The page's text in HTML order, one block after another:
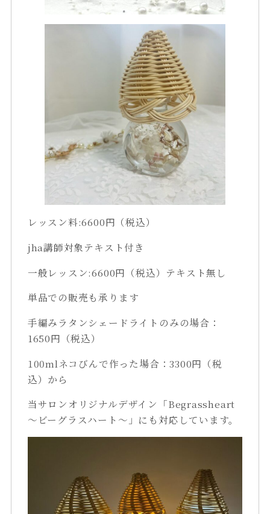
レッスン料:6600円（税込）
jha講師対象テキスト付き
一般レッスン:6600円（税込）テキスト無し
単品での販売も承ります
手編みラタンシェードライトのみの場合：
1650円（税込）
100mlネコびんで作った場合：3300円（税
込）から
当サロンオリジナルデザイン「Begrassheart
～ビーグラスハート～」にも対応しています。